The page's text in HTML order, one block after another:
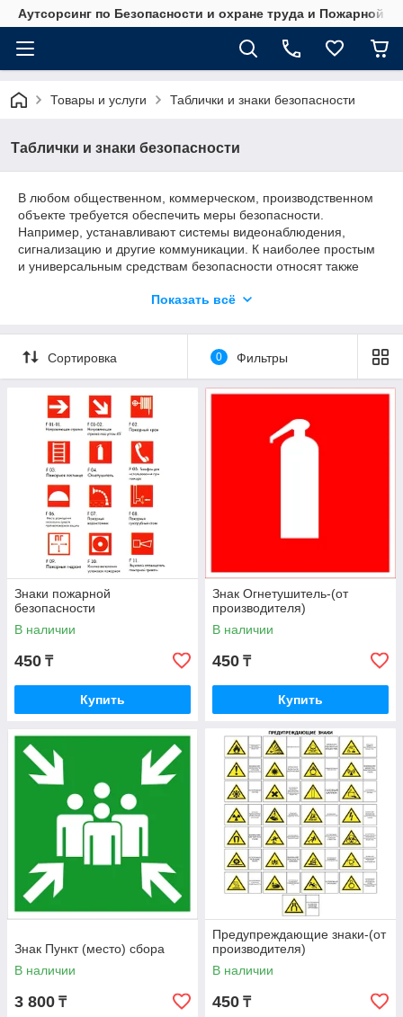
Аутсорсинг по Безопасности и охране труда и Пожарной
Товары и услуги Таблички и знаки безопасности
Таблички и знаки безопасности
В любом общественном, коммерческом, производственном
объекте требуется обеспечить меры безопасности.
Например, устанавливают системы видеонаблюдения,
сигнализацию и другие коммуникации. К наиболее простым
и универсальным средствам безопасности относят также
Это информационные, запрещающие, эвакуационные,
заметностью даже в условиях недостаточной видимости.
Если вам требуется выгодно заказать производство и
установку табличек изнаков безопасности, рекомендуем
обратиться к специалистам нашей организации.
Показать всё
Сортировка 0 Фильтры
Знаки пожарной
безопасности
В наличии
450 ₸
Купить
Знак Огнетушитель-(от
производителя)
В наличии
450 ₸
Купить
Знак Пункт (место) сбора
В наличии
3 800 ₸
Предупреждающие знаки-(от
производителя)
В наличии
450 ₸